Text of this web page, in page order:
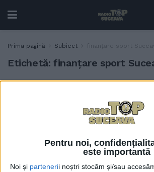
Pentru noi,
este importantă
Noi și partenerii noștri stocăm și/sau
Prima pagină Subiect finanțare sport
Etichetă: finanțare sport
a virat
finanțările
finanțări
lei anul
fotbalul
mari sume